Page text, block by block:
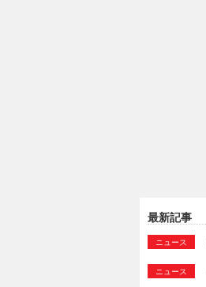
最新記事
ニュース
ニュース